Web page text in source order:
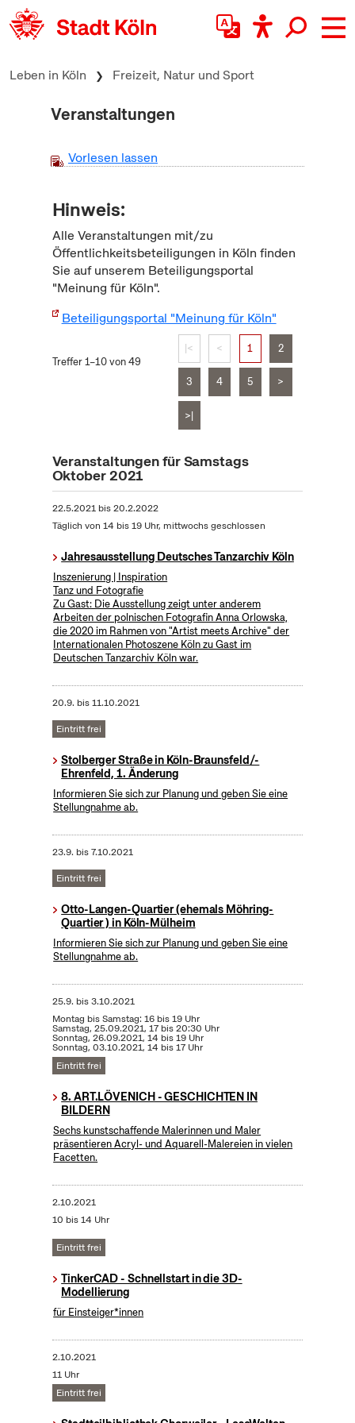
zum Inhalt springen
Leben in Köln Freizeit, Natur und Sport
Veranstaltungen
Vorlesen lassen
Hinweis:
Alle Veranstaltungen mit/zu
Öffentlichkeitsbeteiligungen in Köln finden
Sie auf unserem Beteiligungsportal
"Meinung für Köln".
Beteiligungsportal "Meinung für Köln"
Treffer 1–10 von 49
|< < 1 2
3 4 5 >
>|
Veranstaltungen für Samstags
Oktober 2021
22.5.2021bis20.2.2022
Täglich von 14 bis 19 Uhr, mittwochs geschlossen
Jahresausstellung Deutsches Tanzarchiv Köln
Inszenierung | Inspiration
Tanz und Fotografie
Zu Gast: Die Ausstellung zeigt unter anderem
Arbeiten der polnischen Fotografin Anna Orlowska,
die 2020 im Rahmen von "Artist meets Archive" der
Internationalen Photoszene Köln zu Gast im
Deutschen Tanzarchiv Köln war.
20.9. bis11.10.2021
Eintritt frei
Stolberger Straße in Köln-Braunsfeld/-
Ehrenfeld, 1. Änderung
Informieren Sie sich zur Planung und geben Sie eine
Stellungnahme ab.
23.9. bis7.10.2021
Eintritt frei
Otto-Langen-Quartier (ehemals Möhring-
Quartier ) in Köln-Mülheim
Informieren Sie sich zur Planung und geben Sie eine
Stellungnahme ab.
25.9. bis3.10.2021
Montag bis Samstag: 16 bis 19 Uhr
Samstag, 25.09.2021, 17 bis 20:30 Uhr
Sonntag, 26.09.2021, 14 bis 19 Uhr
Sonntag, 03.10.2021, 14 bis 17 Uhr
Eintritt frei
8. ART.LÖVENICH - GESCHICHTEN IN
BILDERN
Sechs kunstschaffende Malerinnen und Maler
präsentieren Acryl- und Aquarell-Malereien in vielen
Facetten.
2.10.2021
10 bis 14 Uhr
Eintritt frei
TinkerCAD - Schnellstart in die 3D-
Modellierung
für Einsteiger*innen
2.10.2021
11 Uhr
Eintritt frei